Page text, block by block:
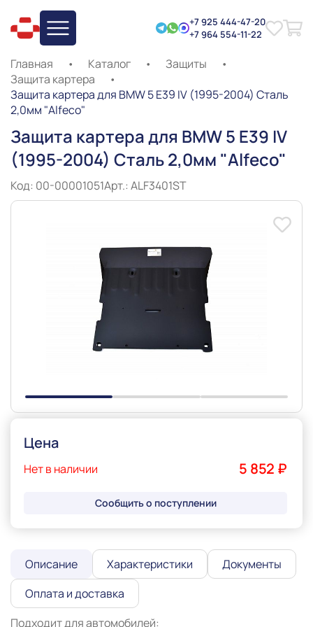
+7 925 444-47-20
+7 964 554-11-22
Главная • Каталог • Защиты
•
Защита картера
•
Защита картера для BMW 5 E39 IV (1995-2004) Сталь
2,0мм "Alfeco"
Защита картера для BMW 5 E39 IV
(1995-2004) Сталь 2,0мм "Alfeco"
Код: 00-00001051Арт.: ALF3401ST
Цена
Нет в наличии 5 852 ₽
Сообщить о поступлении
Описание Характеристики
Документы
Оплата и доставка
Подходит для автомобилей: